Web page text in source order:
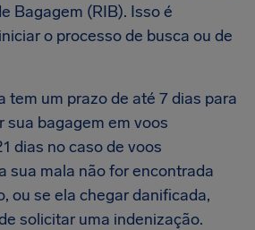
Bagagem (RIB). Isso é
o processo de busca ou de
tem um prazo de até 7 dias para
sua bagagem em voos
dias no caso de voos
sua mala não for encontrada
ou se ela chegar danificada,
solicitar uma indenização.